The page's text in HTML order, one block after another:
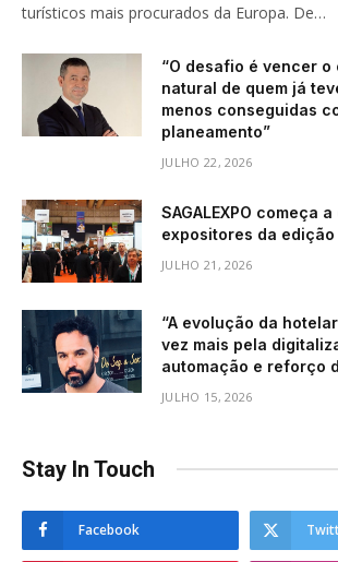
turísticos mais procurados da Europa. De…
“O desafio é vencer o
natural de quem já
menos conseguidas
planeamento”
JULHO 22, 2026
SAGALEXPO começa
expositores da
JULHO 21, 2026
“A evolução da
vez mais pela
automação e reforço
JULHO 15, 2026
Stay In Touch
Facebook